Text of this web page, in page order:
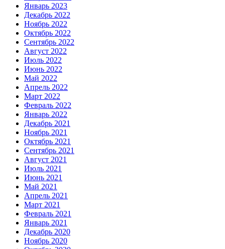
Январь 2023
Декабрь 2022
Ноябрь 2022
Октябрь 2022
Сентябрь 2022
Август 2022
Июль 2022
Июнь 2022
Май 2022
Апрель 2022
Март 2022
Февраль 2022
Январь 2022
Декабрь 2021
Ноябрь 2021
Октябрь 2021
Сентябрь 2021
Август 2021
Июль 2021
Июнь 2021
Май 2021
Апрель 2021
Март 2021
Февраль 2021
Январь 2021
Декабрь 2020
Ноябрь 2020